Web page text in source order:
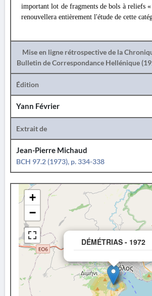
important lot de fragments de bols à reliefs
renouvellera entièrement l'étude de cette
Mise en ligne rétrospective de la
Bulletin de Correspondance Hellénique
Édition
Yann Février
Extrait de
Jean-Pierre Michaud
BCH 97.2 (1973), p. 334-338
DÉMÉTRIAS - 1972
+
−